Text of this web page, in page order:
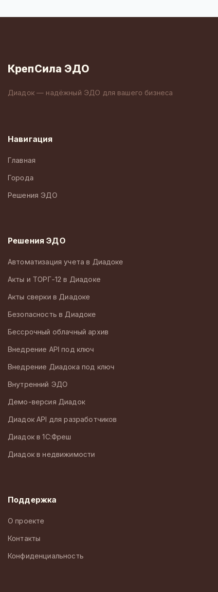
КрепСила ЭДО
Диадок — надёжный ЭДО для вашего бизнеса
Навигация
Главная
Города
Решения ЭДО
Решения ЭДО
Автоматизация учета в Диадоке
Акты и ТОРГ-12 в Диадоке
Акты сверки в Диадоке
Безопасность в Диадоке
Бессрочный облачный архив
Внедрение API под ключ
Внедрение Диадока под ключ
Внутренний ЭДО
Демо-версия Диадок
Диадок API для разработчиков
Диадок в 1С:Фреш
Диадок в недвижимости
Поддержка
О проекте
Контакты
Конфиденциальность